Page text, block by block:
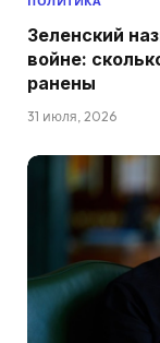
Зеленский
войне:
ранены
31 июля, 2026